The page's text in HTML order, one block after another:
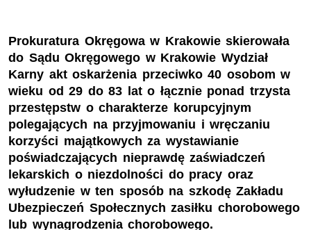
Prokuratura Okręgowa w Krakowie skierowała
do Sądu Okręgowego w Krakowie Wydział
Karny akt oskarżenia przeciwko 40 osobom w
wieku od 29 do 83 lat o łącznie ponad trzysta
przestępstw o charakterze korupcyjnym
polegających na przyjmowaniu i wręczaniu
korzyści majątkowych za wystawianie
poświadczających nieprawdę zaświadczeń
lekarskich o niezdolności do pracy oraz
wyłudzenie w ten sposób na szkodę Zakładu
Ubezpieczeń Społecznych zasiłku chorobowego
lub wynagrodzenia chorobowego.